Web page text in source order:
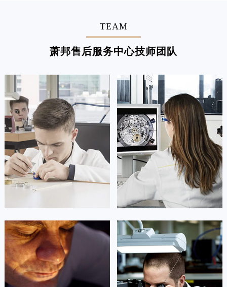
TEAM
萧邦售后服务中心技师团队
凯罗尔·切尔西
资深萧邦技师
是萧邦售后服务中心
(萧邦保养中心)
的高级技师之一
Beijing Chopard Maintain center
达芙妮·克劳迪娅
资深萧邦技师
是萧邦售后服务中心
(萧邦保养中心)
的高级技师之一
Shanghai Chopard Maintain center